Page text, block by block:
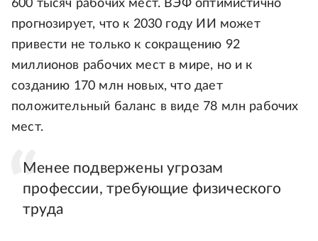
600 тысяч рабочих мест. ВЭФ оптимистично
прогнозирует, что к 2030 году ИИ может
привести не только к сокращению 92
миллионов рабочих мест в мире, но и к
созданию 170 млн новых, что дает
положительный баланс в виде 78 млн рабочих
мест.
Менее подвержены угрозам
профессии, требующие физического
труда